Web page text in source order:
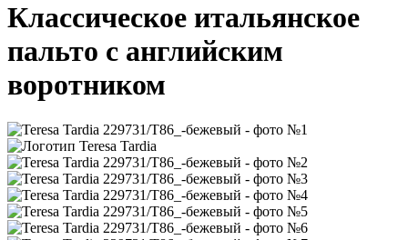
Классическое итальянское
пальто с английским
воротником